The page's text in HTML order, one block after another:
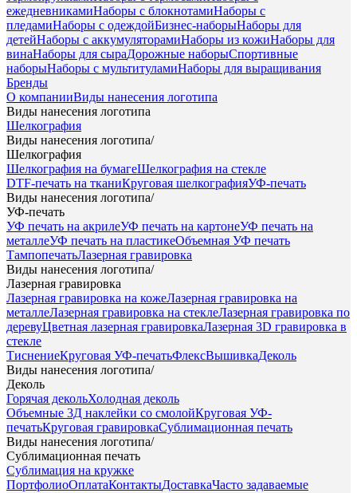
ежедневникамиНаборы с блокнотамиНаборы с
пледамиНаборы с одеждойБизнес-наборыНаборы для
детейНаборы с аккумуляторамиНаборы из кожиНаборы для
винаНаборы для сыраДорожные наборыСпортивные
наборыНаборы с мультитуламиНаборы для выращивания
Бренды
О компанииВиды нанесения логотипа
Виды нанесения логотипа
Шелкография
Виды нанесения логотипа/
Шелкография
Шелкография на бумагеШелкография на стекле
DTF-печать на тканиКруговая шелкографияУФ-печать
Виды нанесения логотипа/
УФ-печать
УФ печать на акрилеУФ печать на картонеУФ печать на
металлеУФ печать на пластикеОбъемная УФ печать
ТампопечатьЛазерная гравировка
Виды нанесения логотипа/
Лазерная гравировка
Лазерная гравировка на кожеЛазерная гравировка на
металлеЛазерная гравировка на стеклеЛазерная гравировка по
деревуЦветная лазерная гравировкаЛазерная 3D гравировка в
стекле
ТиснениеКруговая УФ-печатьФлексВышивкаДеколь
Виды нанесения логотипа/
Деколь
Горячая декольХолодная деколь
Объемные 3Д наклейки со смолойКруговая УФ-
печатьКруговая гравировкаСублимационная печать
Виды нанесения логотипа/
Сублимационная печать
Сублимация на кружке
ПортфолиоОплатаКонтактыДоставкаЧасто задаваемые